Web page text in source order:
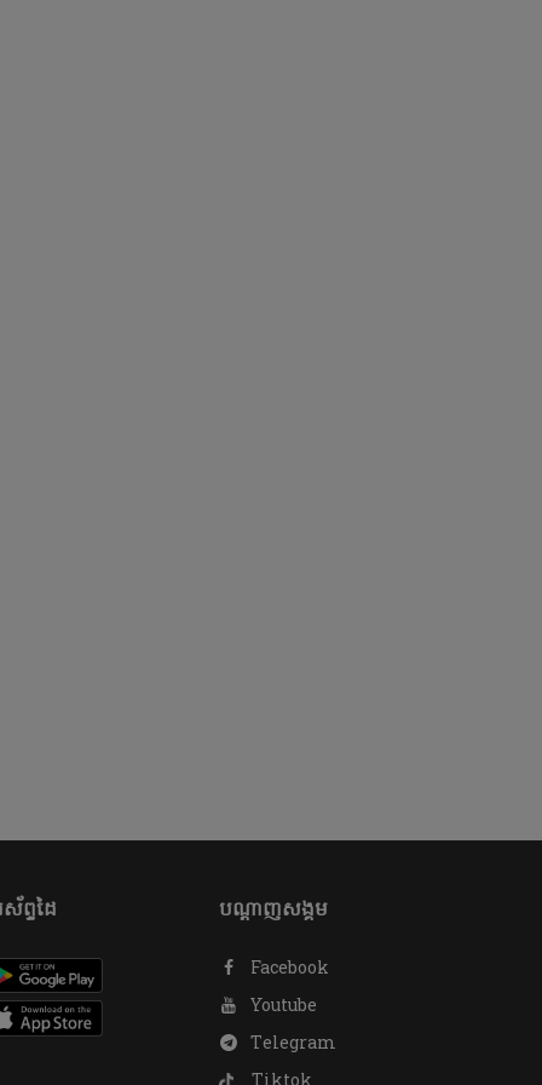
ព្ទដៃ បណ្តាញសង្គម
Facebook
Youtube
Telegram